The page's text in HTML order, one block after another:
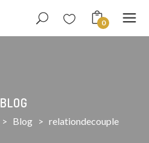
0
BLOG
> Blog > relationdecouple